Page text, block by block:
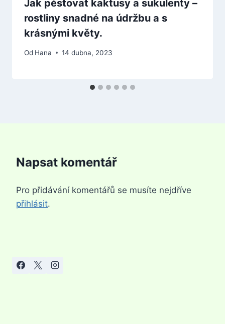
Jak pěstovat kaktusy a sukulenty –
rostliny snadné na údržbu a s
krásnými květy.
Od Hana 14 dubna, 2023
Napsat komentář
Pro přidávání komentářů se musíte nejdříve
přihlásit.